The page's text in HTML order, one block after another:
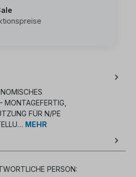
FÜR N/PE
MEHR
PERSON: